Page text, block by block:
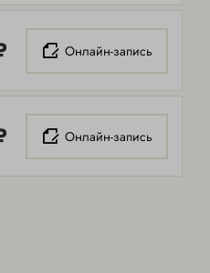
Онлайн-запись
Онлайн-запись